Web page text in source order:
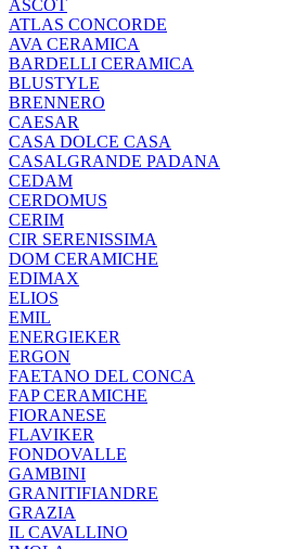
ASCOT
ATLAS CONCORDE
AVA CERAMICA
BARDELLI CERAMICA
BLUSTYLE
BRENNERO
CAESAR
CASA DOLCE CASA
CASALGRANDE PADANA
CEDAM
CERDOMUS
CERIM
CIR SERENISSIMA
DOM CERAMICHE
EDIMAX
ELIOS
EMIL
ENERGIEKER
ERGON
FAETANO DEL CONCA
FAP CERAMICHE
FIORANESE
FLAVIKER
FONDOVALLE
GAMBINI
GRANITIFIANDRE
GRAZIA
IL CAVALLINO